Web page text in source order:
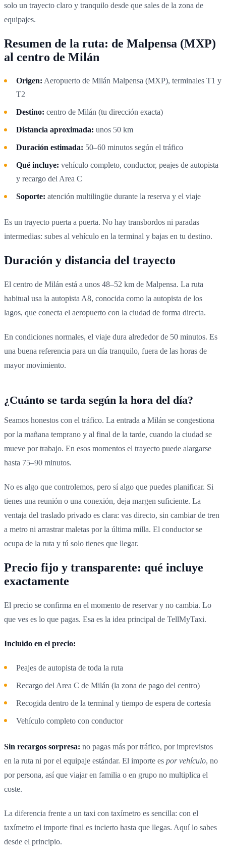
solo un trayecto claro y tranquilo desde que sales de la zona de
equipajes.
Resumen de la ruta: de Malpensa (MXP)
al centro de Milán
Origen: Aeropuerto de Milán Malpensa (MXP), terminales T1 y
T2
Destino: centro de Milán (tu dirección exacta)
Distancia aproximada: unos 50 km
Duración estimada: 50–60 minutos según el tráfico
Qué incluye: vehículo completo, conductor, peajes de autopista
y recargo del Area C
Soporte: atención multilingüe durante la reserva y el viaje
Es un trayecto puerta a puerta. No hay transbordos ni paradas
intermedias: subes al vehículo en la terminal y bajas en tu destino.
Duración y distancia del trayecto
El centro de Milán está a unos 48–52 km de Malpensa. La ruta
habitual usa la autopista A8, conocida como la autopista de los
lagos, que conecta el aeropuerto con la ciudad de forma directa.
En condiciones normales, el viaje dura alrededor de 50 minutos. Es
una buena referencia para un día tranquilo, fuera de las horas de
mayor movimiento.
¿Cuánto se tarda según la hora del día?
Seamos honestos con el tráfico. La entrada a Milán se congestiona
por la mañana temprano y al final de la tarde, cuando la ciudad se
mueve por trabajo. En esos momentos el trayecto puede alargarse
hasta 75–90 minutos.
No es algo que controlemos, pero sí algo que puedes planificar. Si
tienes una reunión o una conexión, deja margen suficiente. La
ventaja del traslado privado es clara: vas directo, sin cambiar de tren
a metro ni arrastrar maletas por la última milla. El conductor se
ocupa de la ruta y tú solo tienes que llegar.
Precio fijo y transparente: qué incluye
exactamente
El precio se confirma en el momento de reservar y no cambia. Lo
que ves es lo que pagas. Esa es la idea principal de TellMyTaxi.
Incluido en el precio:
Peajes de autopista de toda la ruta
Recargo del Area C de Milán (la zona de pago del centro)
Recogida dentro de la terminal y tiempo de espera de cortesía
Vehículo completo con conductor
Sin recargos sorpresa: no pagas más por tráfico, por imprevistos
en la ruta ni por el equipaje estándar. El importe es por vehículo, no
por persona, así que viajar en familia o en grupo no multiplica el
coste.
La diferencia frente a un taxi con taxímetro es sencilla: con el
taxímetro el importe final es incierto hasta que llegas. Aquí lo sabes
desde el principio.